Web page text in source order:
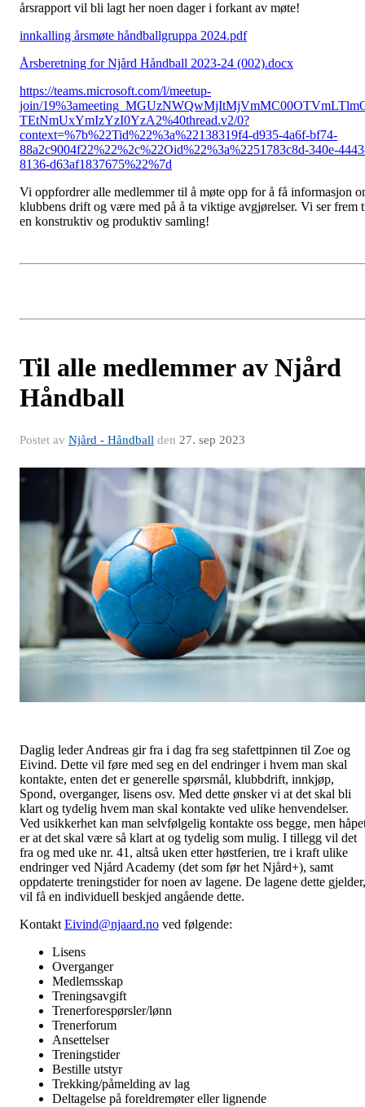
årsrapport vil bli lagt her noen dager i forkant av møte!
innkalling årsmøte håndballgruppa 2024.pdf
Årsberetning for Njård Håndball 2023-24 (002).docx
https://teams.microsoft.com/l/meetup-
join/
TEtNmUxYmIzYzI0YzA2%40thread.v2/0?
context=%7b%22Tid%22%3a%22138319f4-d935-4a6f-bf74-
88a2c9004f22%22%2c%22Oid%22%3a%2251783c8d-340e-
8136-d63af1837675%22%7d
Vi oppfordrer alle medlemmer til å møte opp for å få informasjon
klubbens drift og være med på å ta viktige avgjørelser. Vi ser frem
en konstruktiv og produktiv samling!
Til alle medlemmer av Njård
Håndball
Postet av Njård - Håndball den 27. sep 2023
Daglig leder Andreas gir fra i dag fra seg stafettpinnen til Zoe og
Eivind. Dette vil føre med seg en del endringer i hvem man skal
kontakte, enten det er generelle spørsmål, klubbdrift, innkjøp,
Spond, overganger, lisens osv. Med dette ønsker vi at det skal bli
klart og tydelig hvem man skal kontakte ved ulike henvendelser.
Ved usikkerhet kan man selvfølgelig kontakte oss begge, men
er at det skal være så klart at og tydelig som mulig. I tillegg vil det
fra og med uke nr. 41, altså uken etter høstferien, tre i kraft ulike
endringer ved Njård Academy (det som før het Njård+), samt
oppdaterte treningstider for noen av lagene. De lagene dette gjelder,
vil få en individuell beskjed angående dette.
Kontakt Eivind@njaard.no ved følgende:
Lisens
Overganger
Medlemsskap
Treningsavgift
Trenerforespørsler/lønn
Trenerforum
Ansettelser
Treningstider
Bestille utstyr
Trekking/påmelding av lag
Deltagelse på foreldremøter eller lignende